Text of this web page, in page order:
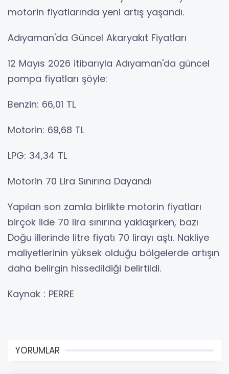
motorin fiyatlarında yeni artış yaşandı.
Adıyaman'da Güncel Akaryakıt Fiyatları
12 Mayıs 2026 itibarıyla Adıyaman'da güncel
pompa fiyatları şöyle:
Benzin: 66,01 TL
Motorin: 69,68 TL
LPG: 34,34 TL
Motorin 70 Lira Sınırına Dayandı
Yapılan son zamla birlikte motorin fiyatları
birçok ilde 70 lira sınırına yaklaşırken, bazı
Doğu illerinde litre fiyatı 70 lirayı aştı. Nakliye
maliyetlerinin yüksek olduğu bölgelerde artışın
daha belirgin hissedildiği belirtildi.
Kaynak : PERRE
YORUMLAR